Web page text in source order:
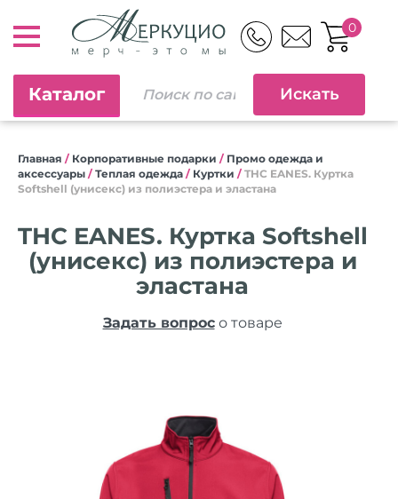
0
Каталог
Главная / Корпоративные подарки / Промо одежда и
аксессуары / Теплая одежда / Куртки / THC EANES. Куртка
Softshell (унисекс) из полиэстера и эластана
THC EANES. Куртка Softshell
(унисекс) из полиэстера и
эластана
Задать вопросо товаре